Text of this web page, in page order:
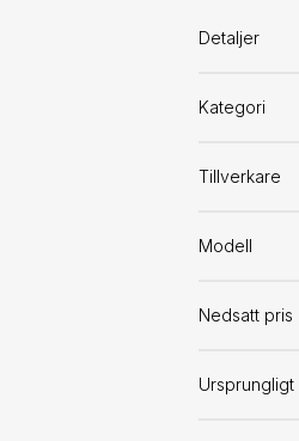
Detaljer
Kategori
Tillverkare
Modell
Nedsatt pris
Ursprungligt